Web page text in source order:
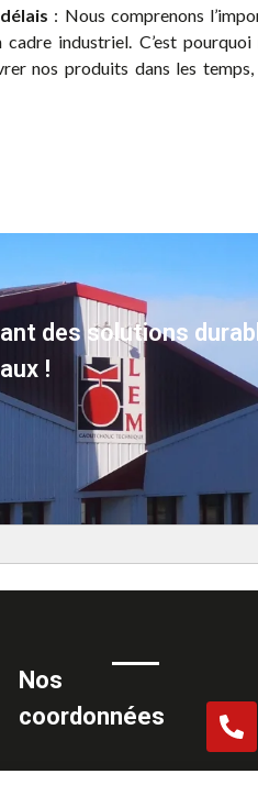
: Nous comprenons
cadre industriel. C’est
nos produits dans les
des solutions
!
Nos
coordonnées